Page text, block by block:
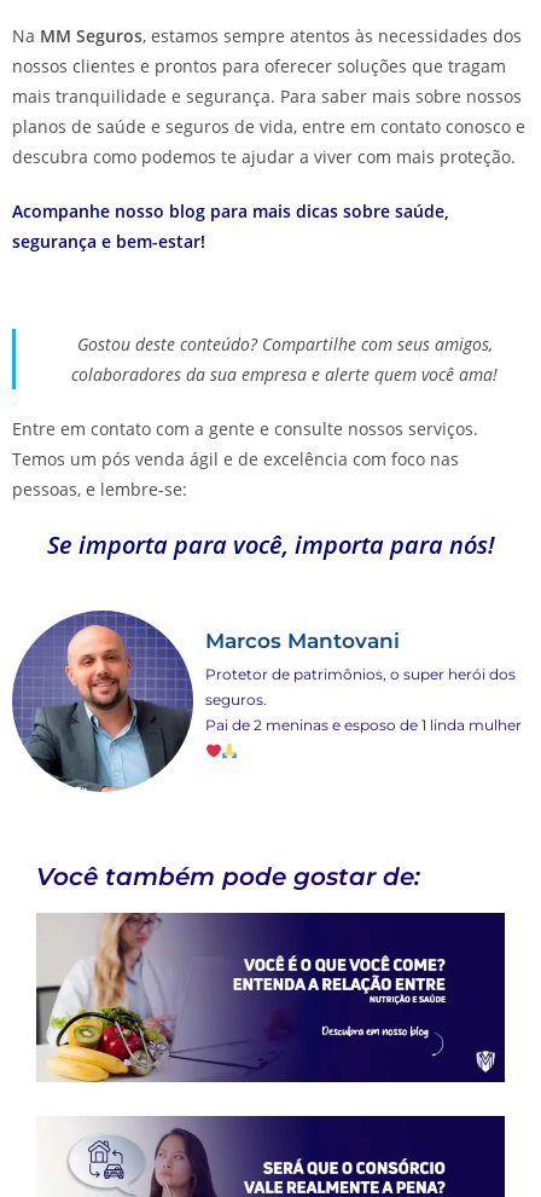
Na MM Seguros, estamos sempre atentos às necessidades dos
nossos clientes e prontos para oferecer soluções que tragam
mais tranquilidade e segurança. Para saber mais sobre nossos
planos de saúde e seguros de vida, entre em contato conosco e
descubra como podemos te ajudar a viver com mais proteção.
Acompanhe nosso blog para mais dicas sobre saúde,
segurança e bem-estar!
Gostou deste conteúdo? Compartilhe com seus amigos,
colaboradores da sua empresa e alerte quem você ama!
Entre em contato com a gente e consulte nossos serviços.
Temos um pós venda ágil e de excelência com foco nas
pessoas, e lembre-se:
Se importa para você, importa para nós!
Marcos Mantovani
Protetor de patrimônios, o super herói dos
seguros.
Pai de 2 meninas e esposo de 1 linda mulher
Você também pode gostar de: